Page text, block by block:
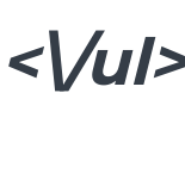
<\/ul>